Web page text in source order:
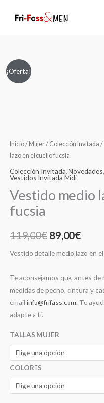
¡Oferta!
Inicio/ Mujer/ Colección Invitada /
lazo en el cuello fucsia
Colección Invitada, Novedades,
Vestidos Invitada Midi
Vestido medio
fucsia
119,00€
119,00€.
89,00€
Vestido detalle medio lazo en
Te aconsejamos que, antes
medidas de pecho, cintura y
email info@frifass.com. Te
adapte a ti.
TALLAS MUJER
COLORES
Vestido
medio
fucsia
cantidad